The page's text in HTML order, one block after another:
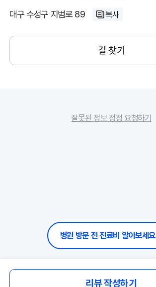
대구 수성구 지범로 89 복사
길 찾기
잘못된 정보 정정 요청하기
병원 방문 전 진료비 알아보세요
리뷰 작성하기